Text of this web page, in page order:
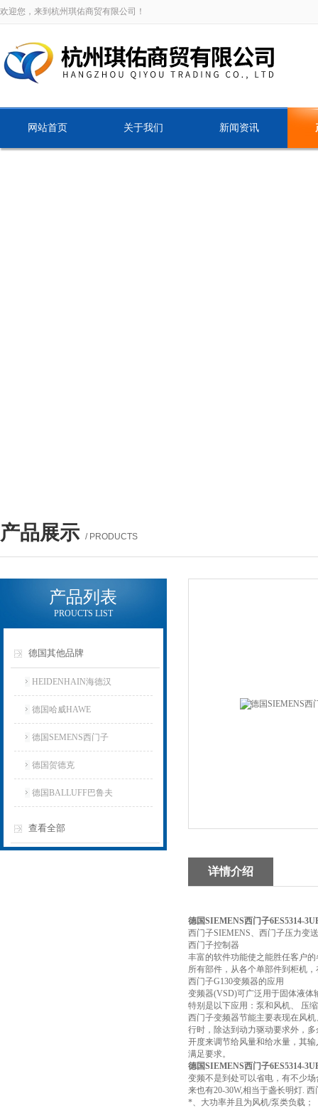
欢迎您，来到杭州琪佑商贸有限公司！
网站首页 关于我们 新闻资讯
产品展示 / PRODUCTS
产品列表
PROUCTS LIST
德国其他品牌
HEIDENHAIN海德汉
德国哈威HAWE
德国SEMENS西门子
德国贺德克
德国BALLUFF巴鲁夫
查看全部
详情介绍
德国SIEMENS西门子6ES5314-
西门子SIEMENS、西门子压力变
西门子控制器
丰富的软件功能使之能胜任客户
所有部件，从各个单部件到柜机
西门子G130变频器的应用
变频器(VSD)可广泛用于固体液体
特别是以下应用：泵和风机、 压
西门子变频器节能主要表现在风
行时，除达到动力驱动要求外，
开度来调节给风量和给水量，其
满足要求。
德国SIEMENS西门子6ES5314-
变频不是到处可以省电，有不少
来也有20-30W,相当于盏长明灯.
*、大功率并且为风机/泵类负载；